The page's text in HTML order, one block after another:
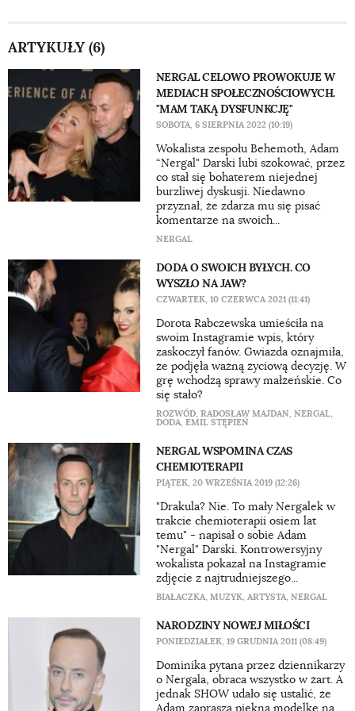
ARTYKUŁY (6)
NERGAL CELOWO PROWOKUJE W
MEDIACH SPOŁECZNOŚCIOWYCH.
"MAM TAKĄ DYSFUNKCJĘ"
SOBOTA, 6 SIERPNIA 2022 (10:19)
Wokalista zespołu Behemoth, Adam
“Nergal" Darski lubi szokować, przez
co stał się bohaterem niejednej
burzliwej dyskusji. Niedawno
przyznał, że zdarza mu się pisać
komentarze na swoich...
NERGAL
DODA O SWOICH BYŁYCH. CO
WYSZŁO NA JAW?
CZWARTEK, 10 CZERWCA 2021 (11:41)
Dorota Rabczewska umieściła na
swoim Instagramie wpis, który
zaskoczył fanów. Gwiazda oznajmiła,
że podjęła ważną życiową decyzję. W
grę wchodzą sprawy małżeńskie. Co
się stało?
ROZWÓD, RADOSŁAW MAJDAN, NERGAL,
DODA, EMIL STĘPIEŃ
NERGAL WSPOMINA CZAS
CHEMIOTERAPII
PIĄTEK, 20 WRZEŚNIA 2019 (12:26)
"Drakula? Nie. To mały Nergalek w
trakcie chemioterapii osiem lat
temu" - napisał o sobie Adam
"Nergal" Darski. Kontrowersyjny
wokalista pokazał na Instagramie
zdjęcie z najtrudniejszego...
BIAŁACZKA, MUZYK, ARTYSTA, NERGAL
NARODZINY NOWEJ MIŁOŚCI
PONIEDZIAŁEK, 19 GRUDNIA 2011 (08:49)
Dominika pytana przez dziennikarzy
o Nergala, obraca wszystko w żart. A
jednak SHOW udało się ustalić, że
Adam zaprasza piękną modelkę na